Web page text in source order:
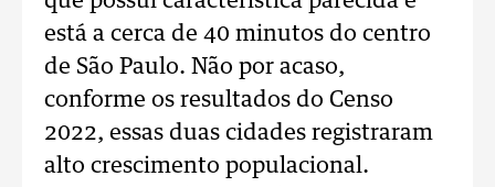
está a cerca de 40 minutos do centro
de São Paulo. Não por acaso,
conforme os resultados do Censo
2022, essas duas cidades registraram
alto crescimento populacional.